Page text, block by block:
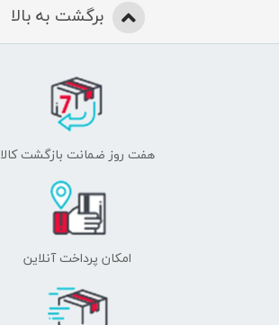
برگشت به بالا
هفت روز ضمانت بازگشت کالا
امکان پرداخت آنلاین